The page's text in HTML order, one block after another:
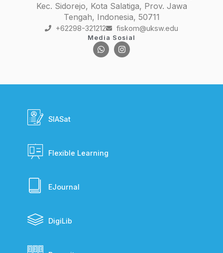
Kec. Sidorejo, Kota Salatiga, Prov. Jawa
Tengah, Indonesia, 50711
+62298-321212 fiskom@uksw.edu
Media Sosial
SIASat
Flexible Learning
EJournal
DigiLib